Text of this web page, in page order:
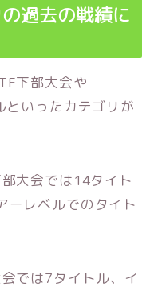
過去の戦績に
下部大会や
いったカテゴリが
大会では14タイト
ーレベルでのタイト
では7タイトル、イ